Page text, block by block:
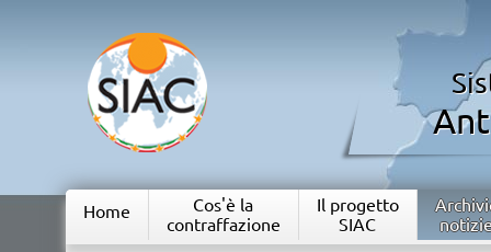
Home
Cos'è la
contraffazione
Il progetto
SIAC